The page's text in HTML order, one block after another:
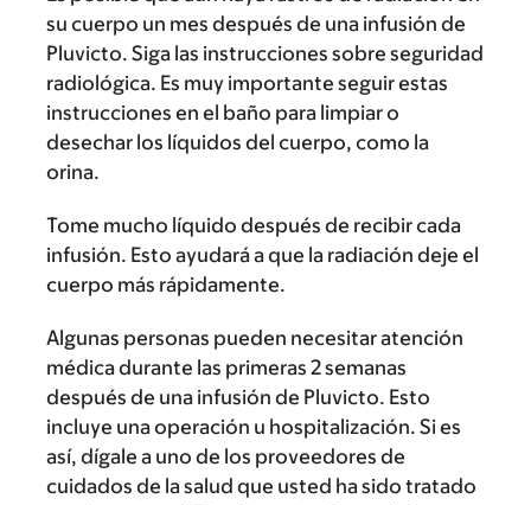
su cuerpo un mes después de una infusión de
Pluvicto. Siga las instrucciones sobre seguridad
radiológica. Es muy importante seguir estas
instrucciones en el baño para limpiar o
desechar los líquidos del cuerpo, como la
orina.
Tome mucho líquido después de recibir cada
infusión. Esto ayudará a que la radiación deje el
cuerpo más rápidamente.
Algunas personas pueden necesitar atención
médica durante las primeras 2 semanas
después de una infusión de Pluvicto. Esto
incluye una operación u hospitalización. Si es
así, dígale a uno de los proveedores de
cuidados de la salud que usted ha sido tratado